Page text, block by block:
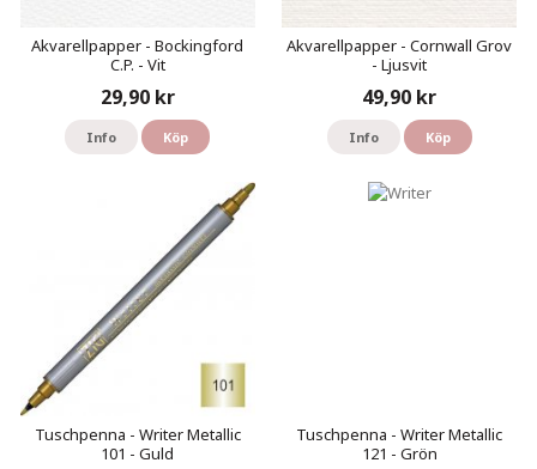
Akvarellpapper - Bockingford
C.P. - Vit
29,90 kr
Info Köp
Akvarellpapper - Cornwall Grov
- Ljusvit
49,90 kr
Info Köp
Tuschpenna - Writer Metallic
101 - Guld
Tuschpenna - Writer Metallic
121 - Grön